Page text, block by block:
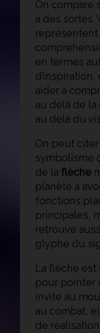
On compare
à des sortes
en termes
aider à
au delà de la
au delà du
On peut
symbolisme
de la flèche
planète à
fonctions
principales,
retrouve
glyphe du
La flèche
pour pointer
invite au
au combat,
de